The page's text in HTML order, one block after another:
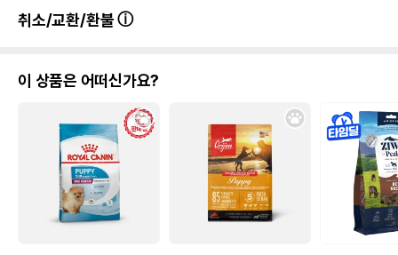
취소/교환/환불
이 상품은 어떠신가요?